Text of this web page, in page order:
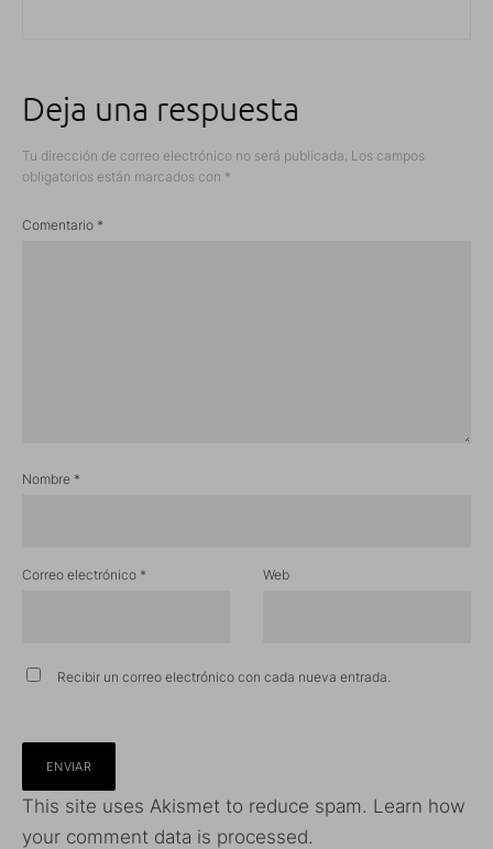
Deja una respuesta
Tu dirección de correo electrónico no será publicada. Los campos
obligatorios están marcados con *
Comentario *
Nombre *
Correo electrónico * Web
Recibir un correo electrónico con cada nueva entrada.
This site uses Akismet to reduce spam. Learn how
your comment data is processed.